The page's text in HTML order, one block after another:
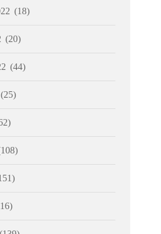
(18)
(20)
(44)
(25)